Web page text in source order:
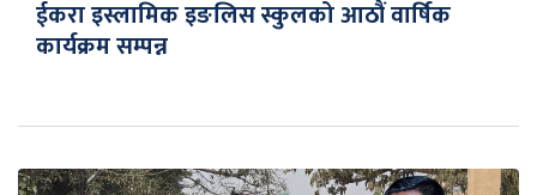
ईकरा इस्लामिक इङलिस स्कुलको आठौं वार्षिक
कार्यक्रम सम्पन्न